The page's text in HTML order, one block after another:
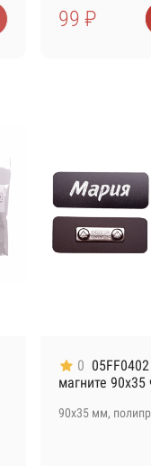
99 ₽
0
магните
90х35 мм,